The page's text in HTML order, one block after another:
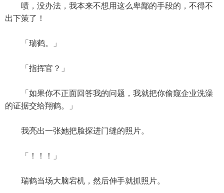
啧，没办法，我本来不想用这么卑鄙的手段的，不得不
出下策了！
「瑞鹤。」
「指挥官？」
「如果你不正面回答我的问题，我就把你偷窥企业洗澡
的证据交给翔鹤。」
我亮出一张她把脸探进门缝的照片。
「！！！」
瑞鹤当场大脑宕机，然后伸手就抓照片。